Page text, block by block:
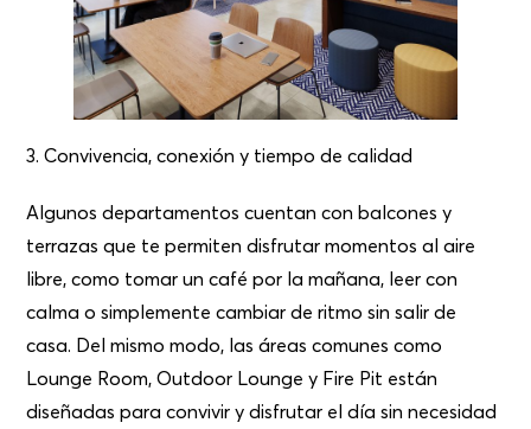
3. Convivencia, conexión y tiempo de calidad
Algunosdepartamentos cuentan con balcones y
terrazas que te permiten disfrutar momentos al aire
libre, como tomar un café por la mañana, leer con
calma o simplemente cambiar de ritmo sin salir de
casa. Del mismo modo, las áreas comunes como
Lounge Room, Outdoor Lounge y Fire Pit están
diseñadas para convivir y disfrutar el día sin necesidad